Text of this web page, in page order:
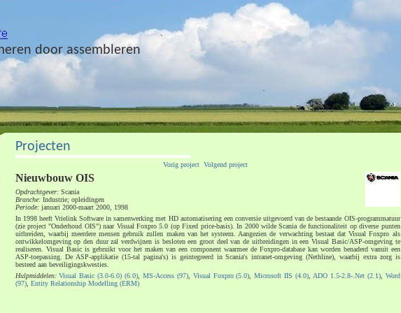
door assembleren
Projecten
Vorig project Volgend project
Nieuwbouw OIS
Opdrachtgever:Scania
Branche:Industrie; opleidingen
Periode:januari 2000-maart 2000, 1998
In 1998 heeft Vrielink Software in samenwerking met HD automatisering een conversie uitgevoerd van de bestaande OIS-programmatuur
(zie project "Onderhoud OIS") naar Visual Foxpro 5.0 (op Fixed price-basis). In 2000 wilde Scania de functionaliteit op diverse punten
uitbreiden, waarbij meerdere mensen gebruik zullen maken van het systeem. Aangezien de verwachting bestaat dat Visual Foxpro als
ontwikkelomgeving op den duur zal verdwijnen is besloten een groot deel van de uitbreidingen in een Visual Basic/ASP-omgeving te
realiseren. Visual Basic is gebruikt voor het maken van een component waarmee de Foxpro-database kan worden benaderd vanuit een
ASP-toepassing. De ASP-applikatie (15-tal pagina's) is geintegreerd in Scania's intranet-omgeving (Nethline), waarbij extra zorg is
besteed aan beveiligingskwesties.
Hulpmiddelen: Visual Basic (3.0-6.0) (6.0) MS-Access (97), Visual Foxpro (5.0) ,Microsoft IIS (4.0) ADO 1.5-2.8-.Net (2.1), Word
(97), Entity Relationship Modelling (ERM)